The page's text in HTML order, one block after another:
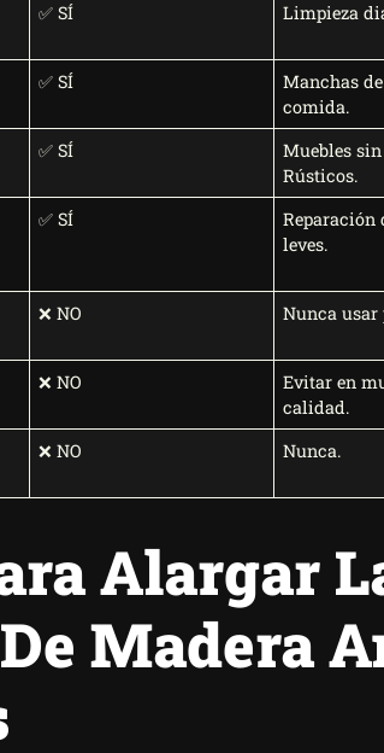
✅ SÍ Limpieza
✅ SÍ
Manchas
comida.
✅ SÍ
Muebles
Rústicos.
✅ SÍ
Reparación
leves.
❌ NO Nunca usar
❌ NO
Evitar en
calidad.
❌ NO Nunca.
Alargar
Madera